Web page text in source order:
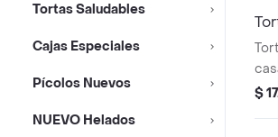
Tortas Saludables
Cajas Especiales
Pícolos Nuevos
NUEVO Helados
$